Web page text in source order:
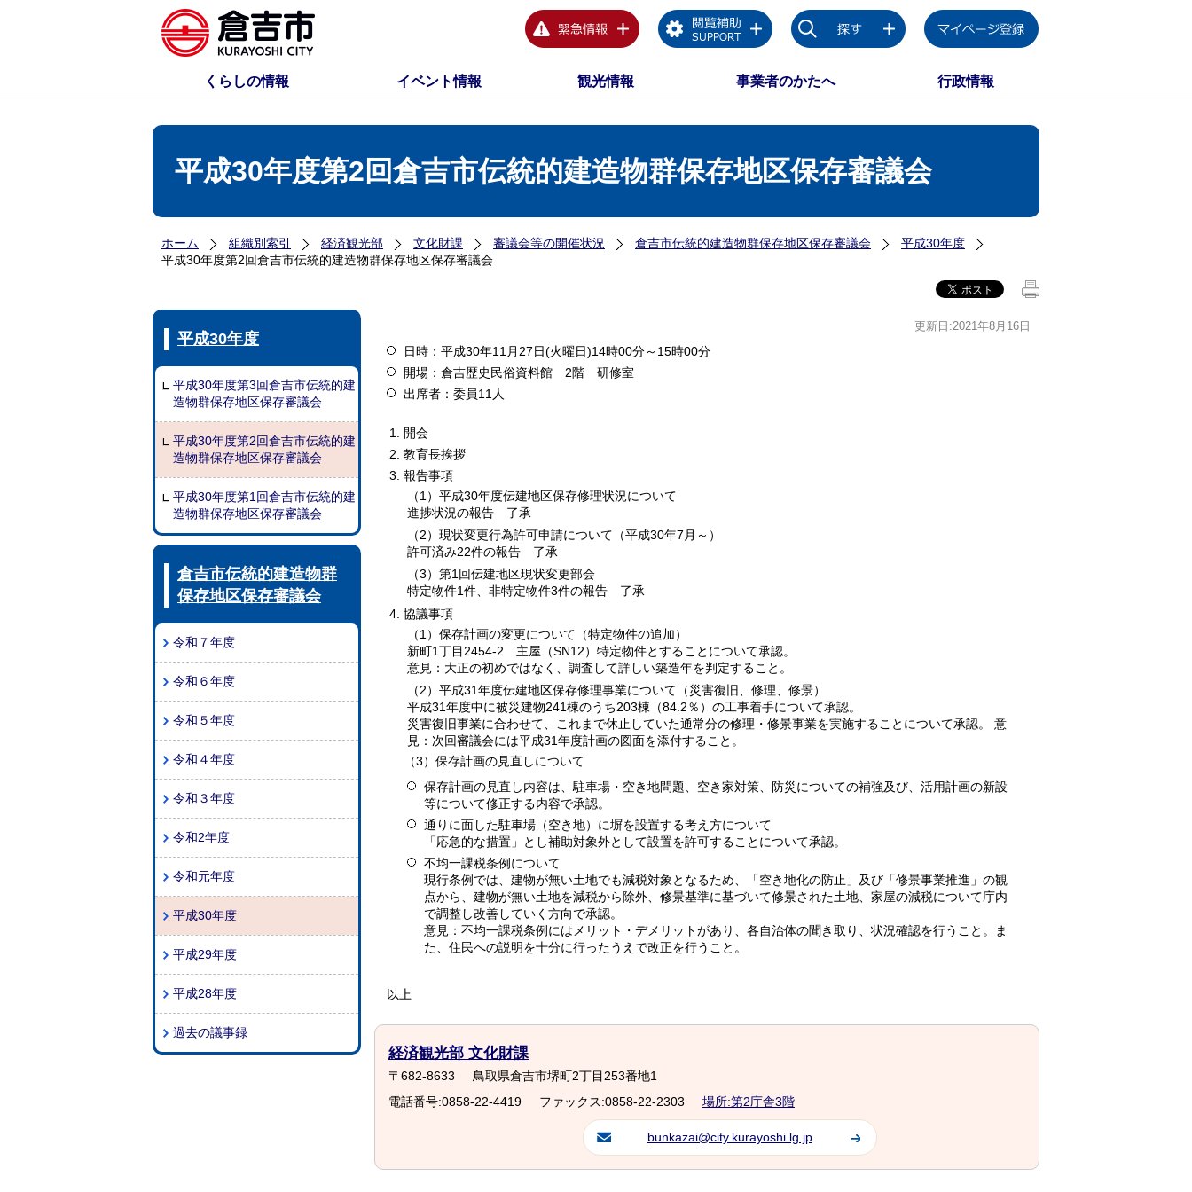
くらしの情報 イベント情報 観光情報 事業者のかたへ 行政情報
平成30年度第2回倉吉市伝統的建造物群保存地区保存審議会
ホーム 組織別索引 経済観光部 文化財課 審議会等の開催状況 倉吉市伝統的建造物群保存地区保存審議会
平成30年度
平成30年度第2回倉吉市伝統的建造物群保存地区保存審議会
平成30年度
平成30年度第3回倉吉市伝統的建
造物群保存地区保存審議会
平成30年度第2回倉吉市伝統的建
造物群保存地区保存審議会
平成30年度第1回倉吉市伝統的建
造物群保存地区保存審議会
倉吉市伝統的建造物群
保存地区保存審議会
令和７年度
令和６年度
令和５年度
令和４年度
令和３年度
令和2年度
令和元年度
平成30年度
平成29年度
平成28年度
過去の議事録
更新日:2021年8月16日
日時：平成30年11月27日(火曜日)14時00分～15時00分
開場：倉吉歴史民俗資料館 2階 研修室
出席者：委員11人
開会
教育長挨拶
報告事項
（1）平成30年度伝建地区保存修理状況について
進捗状況の報告 了承
（2）現状変更行為許可申請について（平成30年7月～）
許可済み22件の報告 了承
（3）第1回伝建地区現状変更部会
特定物件1件、非特定物件3件の報告 了承
協議事項
（1）保存計画の変更について（特定物件の追加）
新町1丁目2454-2 主屋（SN12）特定物件とすることについて承認。
意見：大正の初めではなく、調査して詳しい築造年を判定すること。
（2）平成31年度伝建地区保存修理事業について（災害復旧、修理、修景）
平成31年度中に被災建物241棟のうち203棟（84.2％）の工事着手について承認。
災害復旧事業に合わせて、これまで休止していた通常分の修理・修景事業を実施することについて承認。 意
見：次回審議会には平成31年度計画の図面を添付すること。
（3）保存計画の見直しについて
保存計画の見直し内容は、駐車場・空き地問題、空き家対策、防災についての補強及び、活用計画の新設
等について修正する内容で承認。
通りに面した駐車場（空き地）に塀を設置する考え方について
「応急的な措置」とし補助対象外として設置を許可することについて承認。
不均一課税条例について
現行条例では、建物が無い土地でも減税対象となるため、「空き地化の防止」及び「修景事業推進」の観
点から、建物が無い土地を減税から除外、修景基準に基づいて修景された土地、家屋の減税について庁内
で調整し改善していく方向で承認。
意見：不均一課税条例にはメリット・デメリットがあり、各自治体の聞き取り、状況確認を行うこと。ま
た、住民への説明を十分に行ったうえで改正を行うこと。
以上
経済観光部 文化財課
〒682-8633
鳥取県倉吉市堺町2丁目253番地1
電話番号:0858-22-4419
ファックス:0858-22-2303 場所:第2庁舎3階
bunkazai@city.kurayoshi.lg.jp